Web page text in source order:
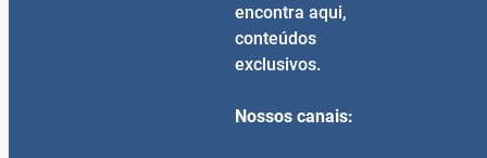
encontra aqui,
conteúdos
exclusivos.
Nossos canais: